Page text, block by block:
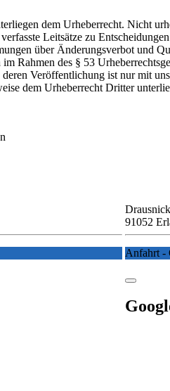
dem Urheberrecht. Nicht
Leitsätze zu
über Änderungsverbot und
Rahmen des § 53
Veröffentlichung ist nur mit
dem Urheberrecht Dritter
91052
Anfahrt -